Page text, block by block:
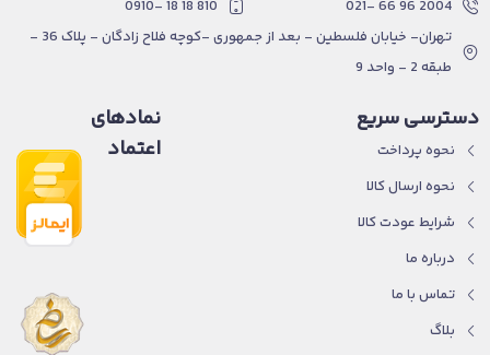
2004 96 66 -021
810 18 18 -0910
تهران- خیابان فلسطین - بعد از جمهوری -کوچه فلاح زادگان - پلاک 36 -
طبقه 2 - واحد 9
دسترسی سریع
نحوه پرداخت
نحوه ارسال کالا
شرایط عودت کالا
درباره ما
تماس با ما
بلاگ
نمادهای
اعتماد